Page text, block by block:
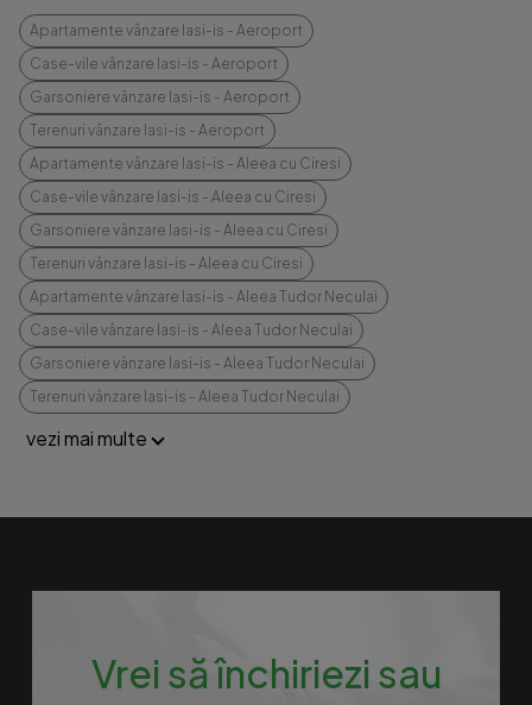
Apartamente vânzare Iasi-is - Aeroport
Case-vile vânzare Iasi-is - Aeroport
Garsoniere vânzare Iasi-is - Aeroport
Terenuri vânzare Iasi-is - Aeroport
Apartamente vânzare Iasi-is - Aleea cu Ciresi
Case-vile vânzare Iasi-is - Aleea cu Ciresi
Garsoniere vânzare Iasi-is - Aleea cu Ciresi
Terenuri vânzare Iasi-is - Aleea cu Ciresi
Apartamente vânzare Iasi-is - Aleea Tudor Neculai
Case-vile vânzare Iasi-is - Aleea Tudor Neculai
Garsoniere vânzare Iasi-is - Aleea Tudor Neculai
Terenuri vânzare Iasi-is - Aleea Tudor Neculai
vezi mai multe
Vrei să închiriezi sau